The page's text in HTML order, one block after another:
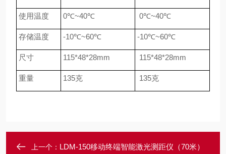
使用温度 0℃~40℃ 0℃~40℃
存储温度 -10℃~60℃ -10℃~60℃
尺寸 115*48*28mm 115*48*28mm
重量 135克 135克
上一个： LDM-150移动终端智能激光测距仪（70米）